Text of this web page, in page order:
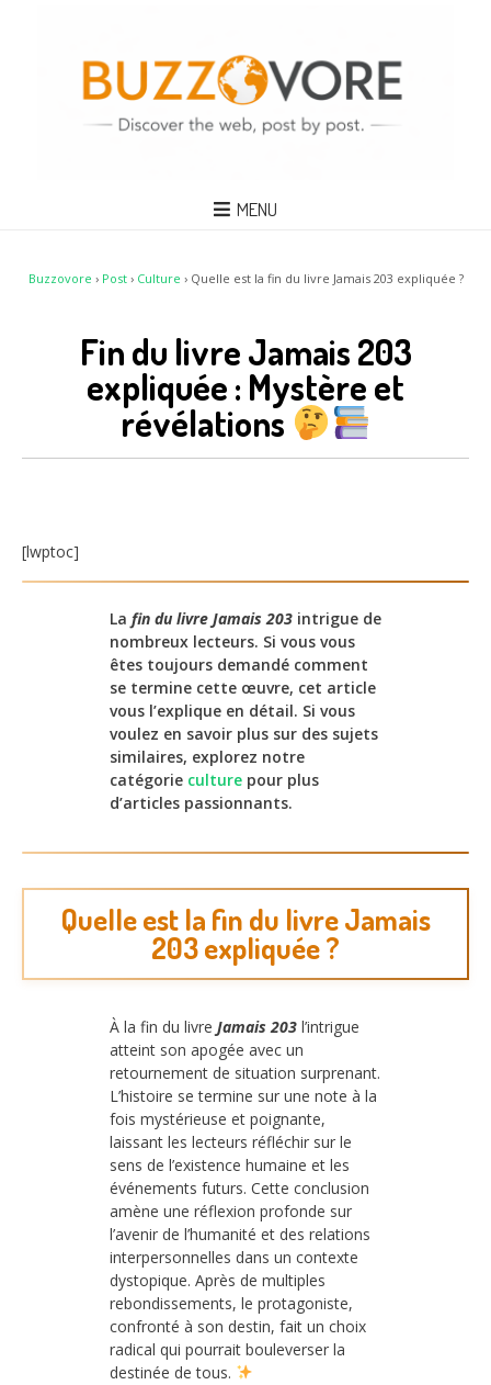
MENU
Buzzovore › Post› Culture › Quelle est la fin du livre Jamais 203 expliquée ?
Fin du livre Jamais 203
expliquée : Mystère et
révélations
[lwptoc]
La fin du livre Jamais 203 intrigue de
nombreux lecteurs. Si vous vous
êtes toujours demandé comment
se termine cette œuvre, cet article
vous l’explique en détail. Si vous
voulez en savoir plus sur des sujets
similaires, explorez notre
catégorie culture pour plus
d’articles passionnants.
Quelle est la fin du livre Jamais
203 expliquée ?
À la fin du livre Jamais 203 l’intrigue
atteint son apogée avec un
retournement de situation surprenant.
L’histoire se termine sur une note à la
fois mystérieuse et poignante,
laissant les lecteurs réfléchir sur le
sens de l’existence humaine et les
événements futurs. Cette conclusion
amène une réflexion profonde sur
l’avenir de l’humanité et des relations
interpersonnelles dans un contexte
dystopique. Après de multiples
rebondissements, le protagoniste,
confronté à son destin, fait un choix
radical qui pourrait bouleverser la
destinée de tous.